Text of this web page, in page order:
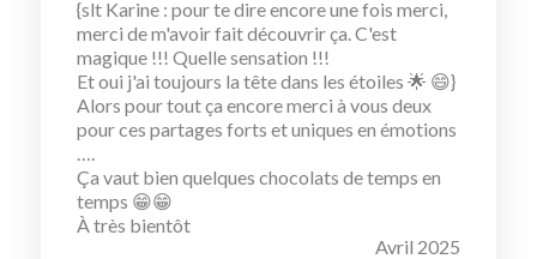
{slt Karine : pour te dire encore une fois merci,
merci de m'avoir fait découvrir ça. C'est
magique !!! Quelle sensation !!!
Et oui j'ai toujours la tête dans les étoiles 🌟 😄}
Alors pour tout ça encore merci à vous deux
pour ces partages forts et uniques en émotions
….
Ça vaut bien quelques chocolats de temps en
temps 😁😁
À très bientôt
Avril 2025